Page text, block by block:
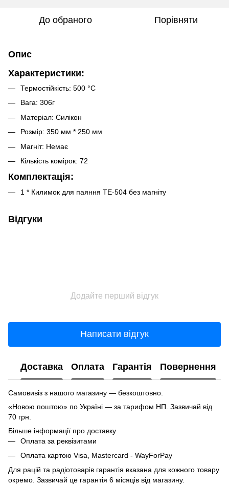
До обраного Порівняти
Опис
Характеристики:
Термостійкість: 500 °C
Вага: 306г
Матеріал: Силікон
Розмір: 350 мм * 250 мм
Магніт: Немає
Кількість комірок: 72
Комплектація:
1 * Килимок для паяння TE-504 без магніту
Відгуки
Додайте перший відгук
Написати відгук
Доставка Оплата Гарантія Повернення
Самовивіз з нашого магазину — безкоштовно.
«Новою поштою» по Україні — за тарифом НП. Зазвичай від
70 грн.
Більше інформації про доставку
Оплата за реквізитами
Оплата картою Visa, Mastercard - WayForPay
Для рацій та радіотоварів гарантія вказана для кожного товару
окремо. Зазвичай це гарантія 6 місяців від магазину.